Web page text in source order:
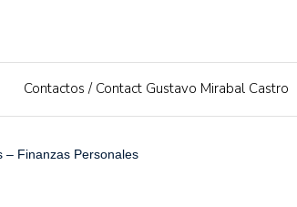
Un modelo de éxito integral y valores
Contactos / Contact Gustavo Mirabal Castro
– Finanzas Personales